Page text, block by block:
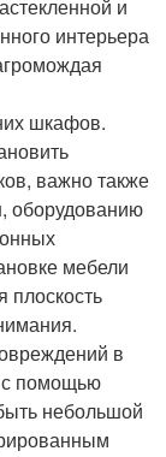
и
интерьера
шкафов.
важно также
оборудованию
мебели
плоскость
в
с помощью
небольшой